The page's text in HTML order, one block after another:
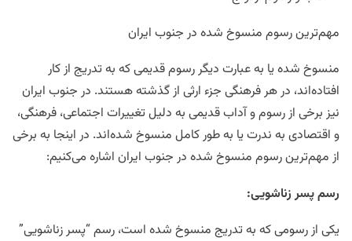
مهم‌ترین رسوم منسوخ شده در جنوب ایران
منسوخ شده یا به عبارت دیگر رسوم قدیمی که به تدریج از کار
افتاده‌اند، در هر فرهنگی جزء ارثی از گذشته هستند. در جنوب ایران
نیز برخی از رسوم و آداب قدیمی به دلیل تغییرات اجتماعی، فرهنگی،
و اقتصادی به ندرت یا به طور کامل منسوخ شده‌اند. در اینجا به برخی
از مهم‌ترین رسوم منسوخ شده در جنوب ایران اشاره می‌کنیم:
رسم پسر زناشویی:
یکی از رسومی که به تدریج منسوخ شده است، رسم “پسر زناشویی”